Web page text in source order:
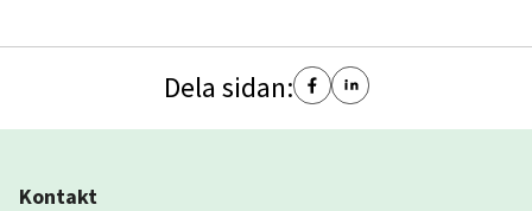
Dela sidan:
Kontakt